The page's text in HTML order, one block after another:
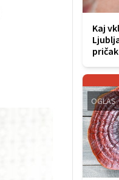
Kaj
OGLAS